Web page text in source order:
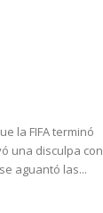
la FIFA terminó
una disculpa con
aguantó las...